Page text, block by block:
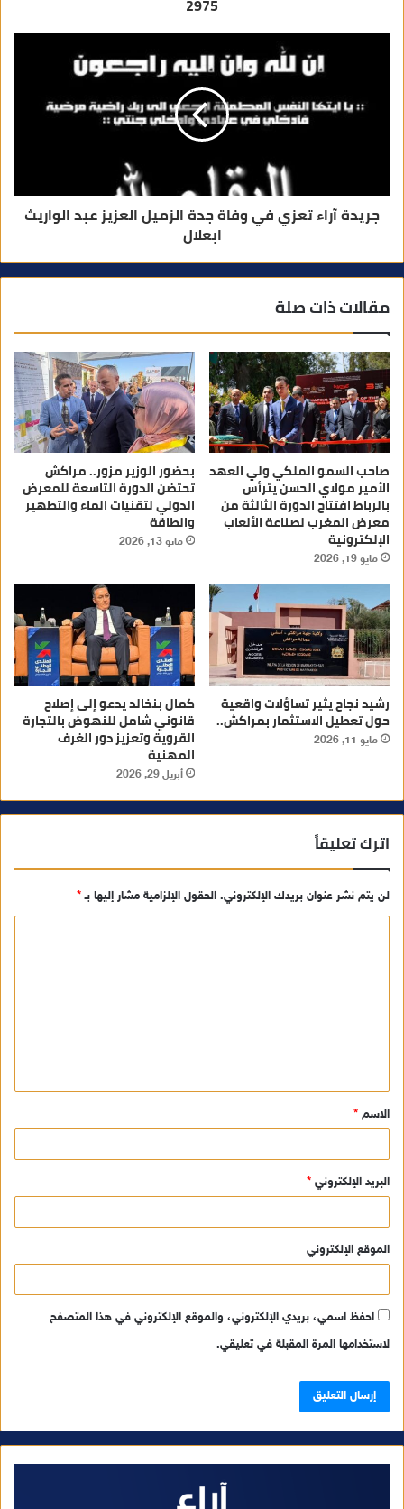
2975
جريدة آراء تعزي في وفاة جدة الزميل العزيز عبد الواريث
ابعلال
مقالات ذات صلة
صاحب السمو الملكي ولي العهد
الأمير مولاي الحسن يترأس
بالرباط افتتاح الدورة الثالثة من
معرض المغرب لصناعة الألعاب
الإلكترونية
مايو 19, 2026
بحضور الوزير مزور.. مراكش
تحتضن الدورة التاسعة للمعرض
الدولي لتقنيات الماء والتطهير
والطاقة
مايو 13, 2026
رشيد نجاح يثير تساؤلات واقعية
حول تعطيل الاستثمار بمراكش..
مايو 11, 2026
كمال بنخالد يدعو إلى إصلاح
قانوني شامل للنهوض بالتجارة
القروية وتعزيز دور الغرف
المهنية
أبريل 29, 2026
اترك تعليقاً
لن يتم نشر عنوان بريدك الإلكتروني. الحقول الإلزامية مشار إليها بـ*
ق
*
الاسم *
البريد الإلكتروني *
الموقع الإلكتروني
احفظ اسمي، بريدي الإلكتروني، والموقع الإلكتروني في هذا المتصفح
لاستخدامها المرة المقبلة في تعليقي.